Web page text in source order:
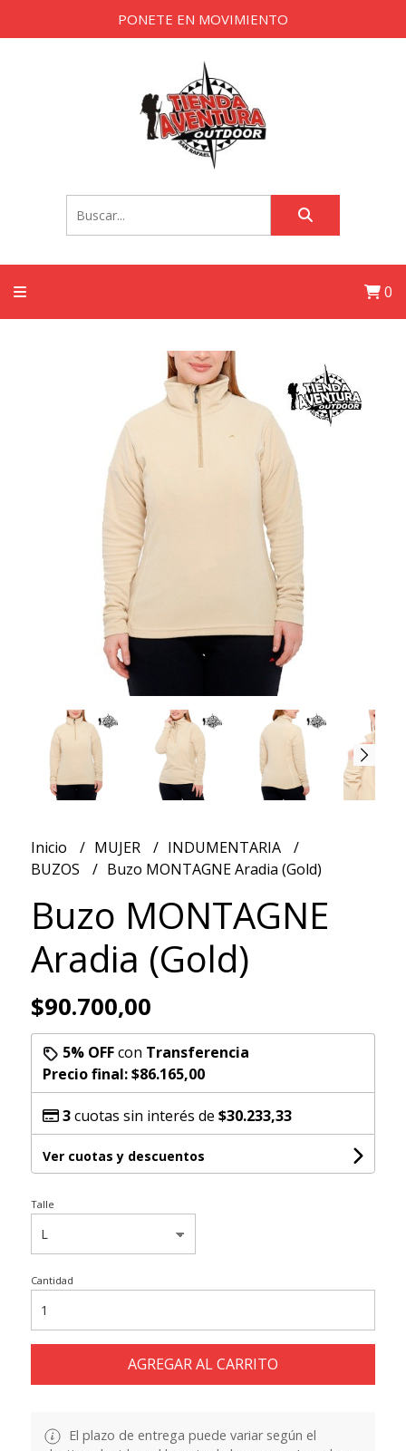
PONETE EN MOVIMIENTO
0
Inicio MUJER
INDUMENTARIA
BUZOS
Buzo MONTAGNE Aradia (Gold)
Buzo MONTAGNE
Aradia (Gold)
$90.700,00
5% OFFcon Transferencia
Precio final:$86.165,00
3cuotas sin interés de $30.233,33
Ver cuotas y descuentos
Talle
Cantidad
AGREGAR AL CARRITO
El plazo de entrega puede variar según el